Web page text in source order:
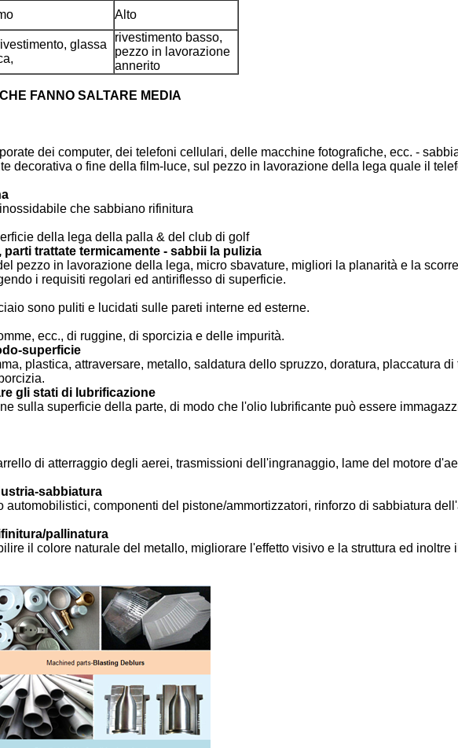
Alto
glassa
rivestimento basso,
pezzo in lavorazione
annerito
FANNO SALTARE MEDIA
dei computer, dei telefoni cellulari, delle macchine fotografiche, ecc. -
decorativa o fine della film-luce, sul pezzo in lavorazione della lega quale il
che sabbiano rifinitura
della lega della palla & del club di golf
trattate termicamente - sabbii la pulizia
pezzo in lavorazione della lega, micro sbavature, migliori la planarità e la
i requisiti regolari ed antiriflesso di superficie.
sono puliti e lucidati sulle pareti interne ed esterne.
ecc., di ruggine, di sporcizia e delle impurità.
superficie
plastica, attraversare, metallo, saldatura dello spruzzo, doratura, placcatura
gli stati di lubrificazione
sulla superficie della parte, di modo che l'olio lubrificante può essere
di atterraggio degli aerei, trasmissioni dell'ingranaggio, lame del motore
sabbiatura
componenti del pistone/ammortizzatori, rinforzo di sabbiatura
pallinatura
il colore naturale del metallo, migliorare l'effetto visivo e la struttura ed